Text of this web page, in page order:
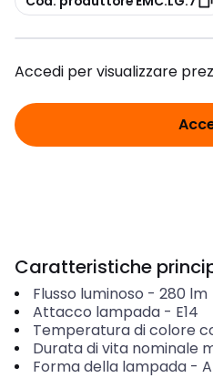
Accedi per visualizzare
Caratteristiche
Flusso luminoso - 280 lm
Attacco lampada- E14
Temperatura di colore
Durata di vita nominale
Forma della lampada-